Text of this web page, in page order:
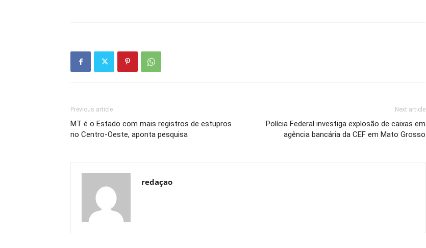
Previous article
MT é o Estado com mais registros de estupros
no Centro-Oeste, aponta pesquisa
Next article
Polícia Federal investiga explosão de caixas em
agência bancária da CEF em Mato Grosso
redaçao